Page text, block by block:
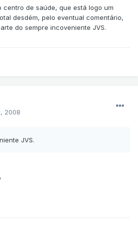
centro de saúde, que está logo um
desdém, pelo eventual comentário,
do sempre incoveniente JVS.
2008
JVS.